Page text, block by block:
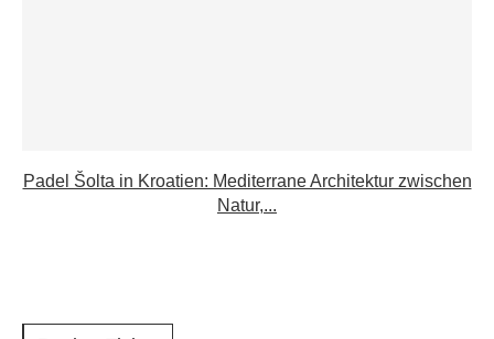
Padel Šolta in Kroatien: Mediterrane Architektur zwischen
Natur,...